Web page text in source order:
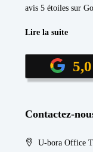
avis 5 étoiles sur
Lire la suite
5,0
Contactez-
U-bora Office